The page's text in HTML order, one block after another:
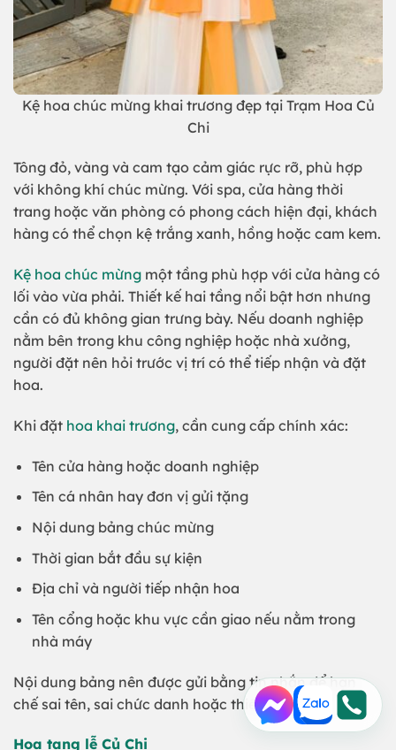
Kệ hoa chúc mừng khai trương đẹp tại Trạm Hoa Củ
Chi
Tông đỏ, vàng và cam tạo cảm giác rực rỡ, phù hợp
với không khí chúc mừng. Với spa, cửa hàng thời
trang hoặc văn phòng có phong cách hiện đại, khách
hàng có thể chọn kệ trắng xanh, hồng hoặc cam kem.
Kệ hoa chúc mừng một tầng phù hợp với cửa hàng có
lối vào vừa phải. Thiết kế hai tầng nổi bật hơn nhưng
cần có đủ không gian trưng bày. Nếu doanh nghiệp
nằm bên trong khu công nghiệp hoặc nhà xưởng,
người đặt nên hỏi trước vị trí có thể tiếp nhận và đặt
hoa.
Khi đặt hoa khai trương, cần cung cấp chính xác:
Tên cửa hàng hoặc doanh nghiệp
Tên cá nhân hay đơn vị gửi tặng
Nội dung bảng chúc mừng
Thời gian bắt đầu sự kiện
Địa chỉ và người tiếp nhận hoa
Tên cổng hoặc khu vực cần giao nếu nằm trong
nhà máy
Nội dung bảng nên được gửi bằng tin nhắn để hạn
chế sai tên, sai chức danh hoặc thiếu thông tin.
Hoa tang lễ Củ Chi